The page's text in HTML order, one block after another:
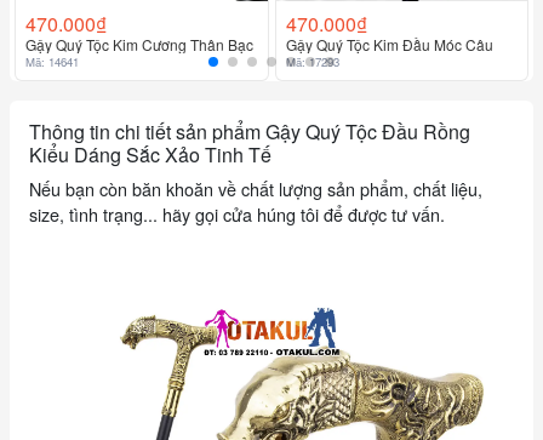
470.000₫
Gậy Quý Tộc Kim Cương Thân Bạc
Mã: 14641
470.000₫
Gậy Quý Tộc Kim Đầu Móc Câu
Mã: 17293
Thông tin chi tiết sản phẩm Gậy Quý Tộc Đầu Rồng
Kiểu Dáng Sắc Xảo Tinh Tế
Nếu bạn còn băn khoăn về chất lượng sản phẩm, chất liệu,
size, tình trạng... hãy gọi cửa húng tôi để được tư vấn.